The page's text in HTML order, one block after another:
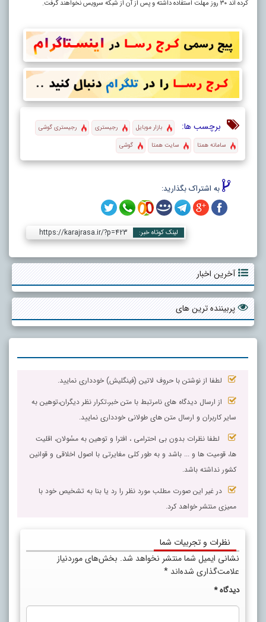
کرده اند ۳۰ روز مهلت استفاده داشته و پس از آن از شبکه سرویس نخواهند گرفت.
برچسب ها: بازار موبایل رجیستری
رجیستری گوشی‌
سامانه همتا
سایت همتا گوشی‌
به اشتراک بگذارید:
لینک کوتاه خبر: https://karajrasa.ir/?p=423
آخرین اخبار
پربیننده ترین های
لطفا از نوشتن با حروف لاتین (فینگلیش) خودداری نمایید.
از ارسال دیدگاه های نامرتبط با متن خبر،تکرار نظر دیگران،توهین به
سایر کاربران و ارسال متن های طولانی خودداری نمایید.
لطفا نظرات بدون بی احترامی ، افترا و توهین به مسٔولان، اقلیت
ها، قومیت ها و ... باشد و به طور کلی مغایرتی با اصول اخلاقی و قوانین
کشور نداشته باشد.
در غیر این صورت مطلب مورد نظر را رد یا بنا به تشخیص خود با
ممیزی منتشر خواهد کرد.
نظرات و تجربیات شما
نشانی ایمیل شما منتشر نخواهد شد. بخش‌های موردنیاز
علامت‌گذاری شده‌اند *
دیدگاه*